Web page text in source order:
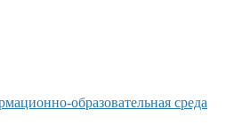
образовательная среда